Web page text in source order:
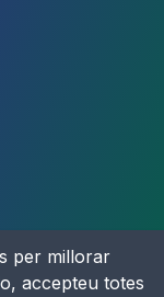
per millorar
accepteu totes